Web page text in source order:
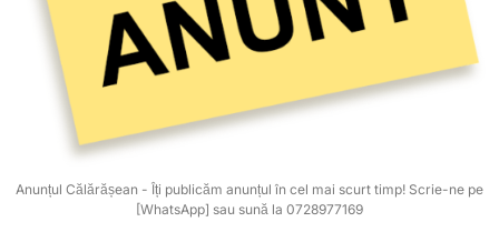
Anunțul Călărășean - Îți publicăm anunțul în cel mai scurt timp! Scrie-ne pe
[WhatsApp] sau sună la 0728977169